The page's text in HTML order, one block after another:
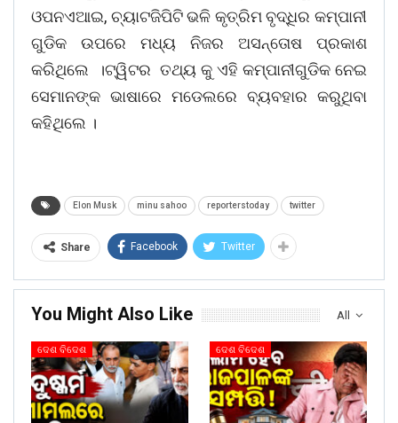
ଓପନଏଆଇ, ଚ୍ୟାଟଜିପିଟି ଭଳି କୃତ୍ରିମ ବୃଦ୍ଧିର କମ୍ପାନୀ
ଗୁଡିକ ଉପରେ ମଧ୍ୟ ନିଜର ଅସନ୍ତୋଷ ପ୍ରକାଶ
କରିଥିଲେ ।ଟ୍ୱିଟର ତଥ୍ୟ କୁ ଏହି କମ୍ପାନୀଗୁଡିକ ନେଇ
ସେମାନଙ୍କ ଭାଷାରେ ମଡେଲରେ ବ୍ୟବହାର କରୁଥିବା
କହିଥିଲେ ।
Elon Musk minu sahoo reporterstoday twitter
Share Facebook Twitter
All
You Might Also Like
ଦେଶ ବିଦେଶ ଦେଶ ବିଦେଶ